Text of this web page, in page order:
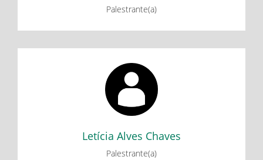
Palestrante(a)
Letícia Alves Chaves
Palestrante(a)
Letícia Alves Chaves
Minicurso: Dispositivos de contagem do tempo: Algumas
histórias e experimentações - Parte 1
Minicurso: Dispositivos de contagem do tempo: Algumas
histórias e experimentações - Parte 2